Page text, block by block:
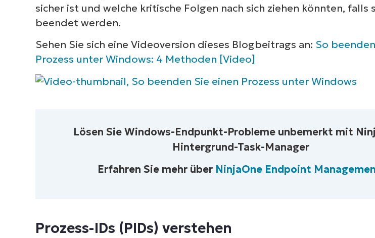
sicher ist und welche kritische Folgen nach sich ziehen könnten, falls
beendet werden.
Sehen Sie sich eine Videoversion dieses Blogbeitrags an: So
Prozess unter Windows: 4 Methoden [Video]
Lösen Sie Windows-Endpunkt-Probleme unbemerkt mit
Hintergrund-Task-Manager
Erfahren Sie mehr über NinjaOne Endpoint
Prozess-IDs (PIDs) verstehen
Sehen Sie
Aktion
Management, Patching, MDM,